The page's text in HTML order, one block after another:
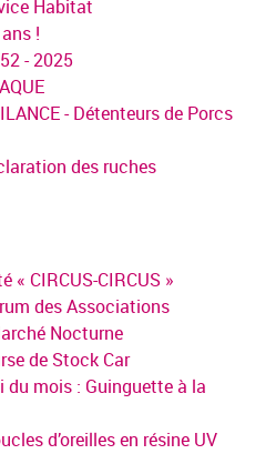
Habitat
!
- 2025
- Détenteurs de Porcs
des ruches
« CIRCUS-CIRCUS »
des Associations
Nocturne
de Stock Car
du mois : Guinguette à la
d’oreilles en résine UV